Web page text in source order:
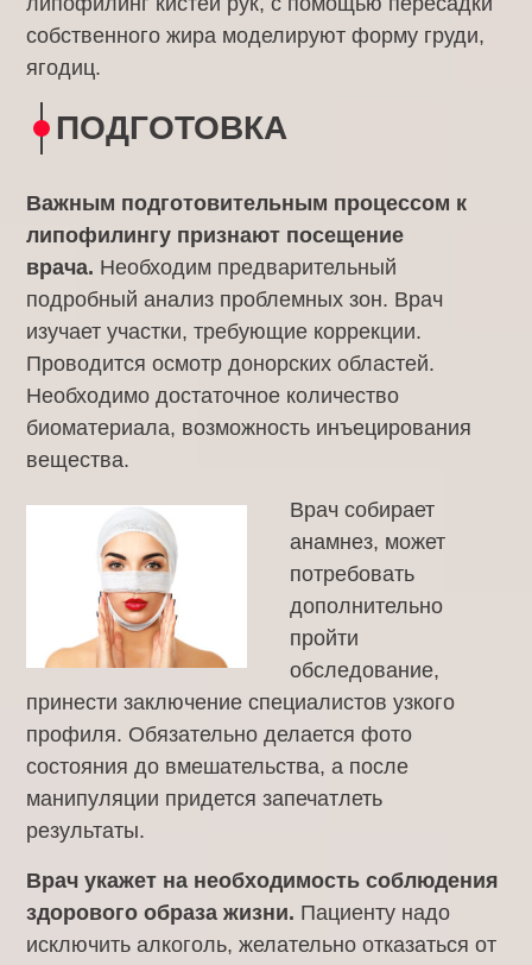
собственного жира моделируют форму груди,
ягодиц.
ПОДГОТОВКА
Важным подготовительным процессом к
липофилингу признают посещение
врача. Необходим предварительный
подробный анализ проблемных зон. Врач
изучает участки, требующие коррекции.
Проводится осмотр донорских областей.
Необходимо достаточное количество
биоматериала, возможность инъецирования
вещества.
Врач собирает
анамнез, может
потребовать
дополнительно
пройти
обследование,
принести заключение специалистов узкого
профиля. Обязательно делается фото
состояния до вмешательства, а после
манипуляции придется запечатлеть
результаты.
Врач укажет на необходимость соблюдения
здорового образа жизни. Пациенту надо
исключить алкоголь, желательно отказаться от